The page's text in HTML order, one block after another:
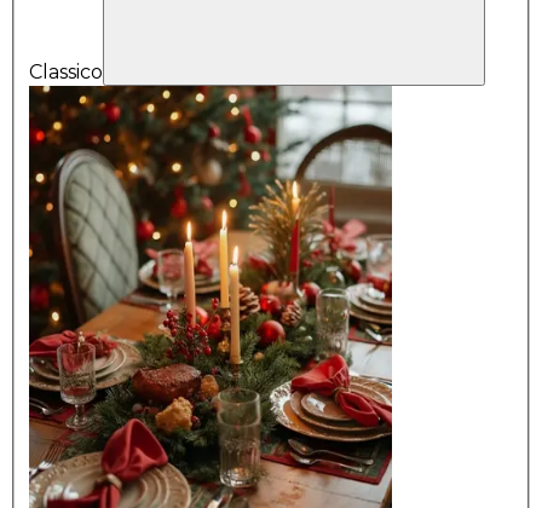
Classico